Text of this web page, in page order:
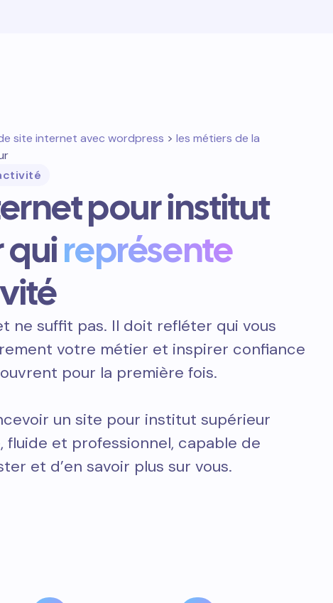
site internet avec wordpress > les métiers de la
pour institut
quireprésente
ne suffit pas. Il doit refléter qui vous
votre métier et inspirer confiance
pour la première fois.
un site pour institut supérieur
fluide et professionnel, capable de
et d’en savoir plus sur vous.